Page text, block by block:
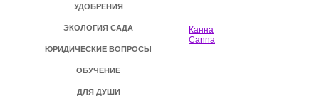
УДОБРЕНИЯ
ЭКОЛОГИЯ САДА
ЮРИДИЧЕСКИЕ ВОПРОСЫ
ОБУЧЕНИЕ
ДЛЯ ДУШИ
Канна
Canna